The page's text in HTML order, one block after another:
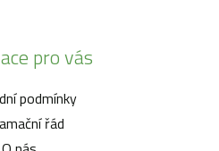
pro vás
podmínky
řád